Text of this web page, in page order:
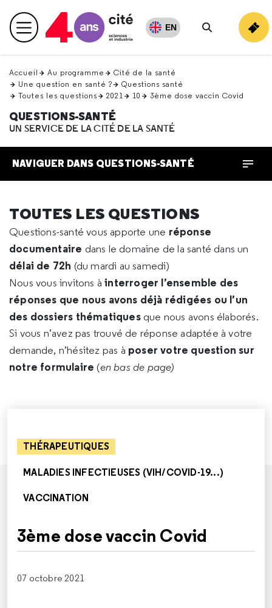
en
haut Menu principal EN
Rechercher
Accueil Au programme
Cité de la santé
Une question en santé ?
Questions santé
Toutes les questions
2021 10 3ème dose vaccin Covid
QUESTIONS-SANTÉ
UN SERVICE DE LA CITÉ DE LA SANTÉ
NAVIGUER DANS QUESTIONS-SANTÉ
TOUTES LES QUESTIONS
Questions-santé vous apporte une réponse
documentaire dans le domaine de la santé dans un
délai de 72h (du mardi au samedi)
Nous vous invitons àinterroger l’ensemble des
réponses que nous avons déjà rédigées ou l’un
des dossiers thématiques que nous avons élaborés.
Si vous n’avez pas trouvé de réponse adaptée à votre
demande, n’hésitez pas à poser votre question sur
notre formulaire (en bas de page)
THÉRAPEUTIQUES
MALADIES INFECTIEUSES (VIH/COVID-19...)
VACCINATION
3ème dose vaccin Covid
07 octobre 2021